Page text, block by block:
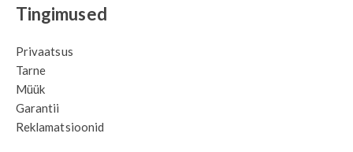
Tingimused
Privaatsus
Tarne
Müük
Garantii
Reklamatsioonid